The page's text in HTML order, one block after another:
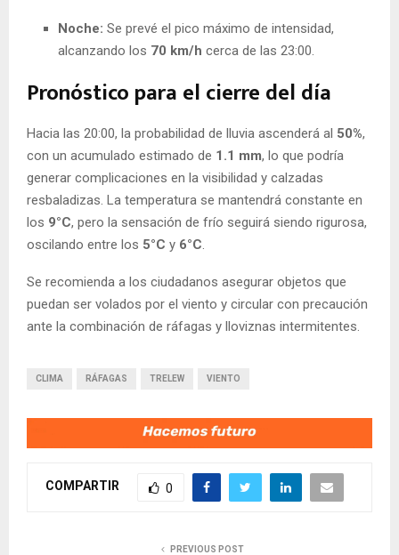
Noche: Se prevé el pico máximo de intensidad,
alcanzando los 70 km/h cerca de las 23:00.
Pronóstico para el cierre del día
Hacia las 20:00, la probabilidad de lluvia ascenderá al 50%,
con un acumulado estimado de 1.1 mm, lo que podría
generar complicaciones en la visibilidad y calzadas
resbaladizas. La temperatura se mantendrá constante en
los 9°C, pero la sensación de frío seguirá siendo rigurosa,
oscilando entre los 5°C y 6°C.
Se recomienda a los ciudadanos asegurar objetos que
puedan ser volados por el viento y circular con precaución
ante la combinación de ráfagas y lloviznas intermitentes.
CLIMA RÁFAGAS TRELEW VIENTO
COMPARTIR 0
PREVIOUS POST